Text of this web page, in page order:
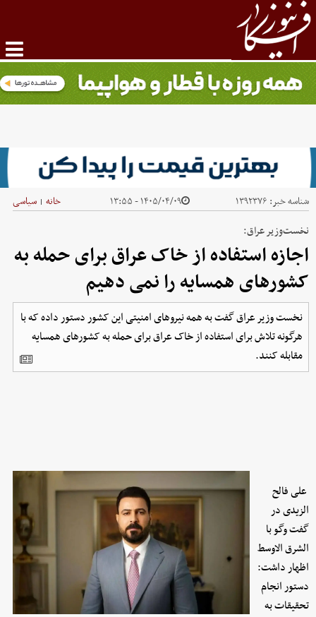
شناسه خبر: ۱۳۹۲۳۷۶ ۱۴۰۵/۰۴/۰۹ - ۱۳:۵۵ خانه | سیاسی
نخست‌وزیر عراق:
اجازه استفاده از خاک عراق برای حمله به
کشورهای همسایه را نمی دهیم
نخست وزیر عراق گفت به همه نیروهای امنیتی این کشور دستور داده که با
هرگونه تلاش برای استفاده از خاک عراق برای حمله به کشورهای همسایه
مقابله کنند.
علی فالح
الزیدی در
گفت وگو با
الشرق الاوسط
اظهار داشت:
دستور انجام
تحقیقات به